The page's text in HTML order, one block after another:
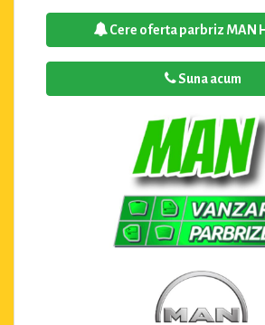
Cere oferta parbriz MAN
Suna acum